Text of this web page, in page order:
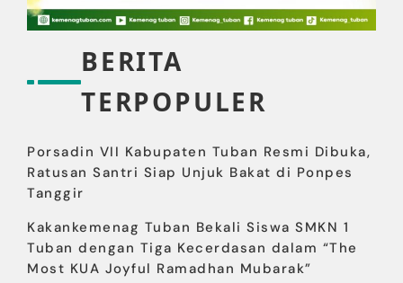
BERITA
TERPOPULER
Porsadin VII Kabupaten Tuban Resmi Dibuka,
Ratusan Santri Siap Unjuk Bakat di Ponpes
Tanggir
Kakankemenag Tuban Bekali Siswa SMKN 1
Tuban dengan Tiga Kecerdasan dalam “The
Most KUA Joyful Ramadhan Mubarak”